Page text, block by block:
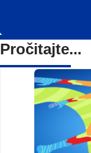
Pročitajte...